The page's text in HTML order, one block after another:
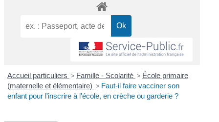
Accueil particuliers > Famille - Scolarité > École primaire
(maternelle et élémentaire) > Faut-il faire vacciner son
enfant pour l'inscrire à l'école, en crèche ou garderie ?